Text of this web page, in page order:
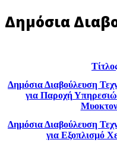
Δημόσια
Δημόσια Διαβούλευση
για Παροχή
Δημόσια Διαβούλευση
για Εξοπλισμό